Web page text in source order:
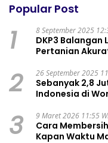
Popular Post
1 8 September 2025
DKP3
Pertanian
2 26 September 2025
Sebanyak 2,8
Indonesia di
3 9 Maret 2026 11:55
Cara
Kapan Waktu